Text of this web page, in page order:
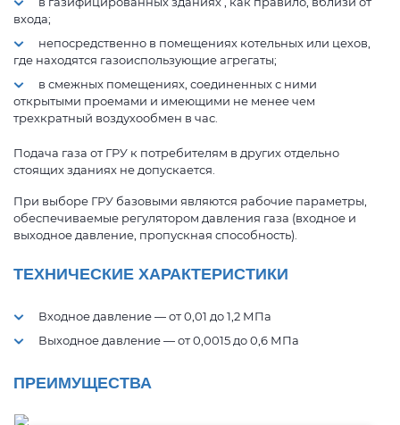
входа;
непосредственно в помещениях котельных или цехов,
где находятся газоиспользующие агрегаты;
в смежных помещениях, соединенных с ними
открытыми проемами и имеющими не менее чем
трехкратный воздухообмен в час.
Подача газа от ГРУ к потребителям в других отдельно
стоящих зданиях не допускается.
При выборе ГРУ базовыми являются рабочие параметры,
обеспечиваемые регулятором давления газа (входное и
выходное давление, пропускная способность).
ТЕХНИЧЕСКИЕ ХАРАКТЕРИСТИКИ
Входное давление — от 0,01 до 1,2 МПа
Выходное давление — от 0,0015 до 0,6 МПа
ПРЕИМУЩЕСТВА